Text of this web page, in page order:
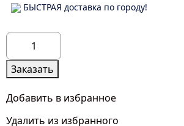
БЫСТРАЯ доставка по городу!
Количество
товара
5
Лизиантусов
Шампань
Заказать
Добавить в избранное
Удалить из избранного